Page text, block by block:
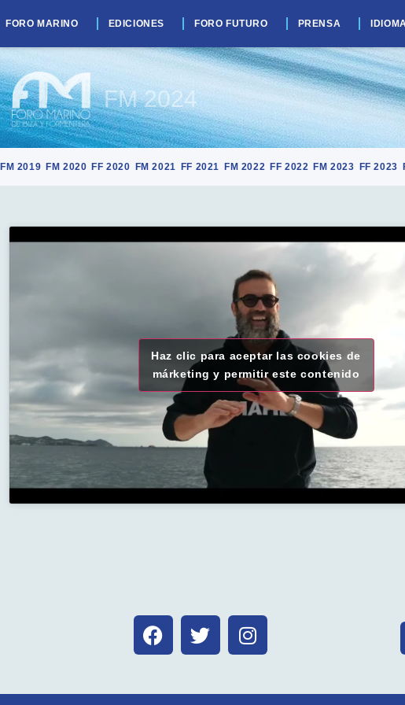
FORO MARINO EDICIONES FORO FUTURO PRENSA
FM 2024
FM 2019 FM 2020 FF 2020 FM 2021 FF 2021 FM 2022 FF 2022 FM 2023 FF 2023
Haz clic para aceptar las cookies de
márketing y permitir este contenido